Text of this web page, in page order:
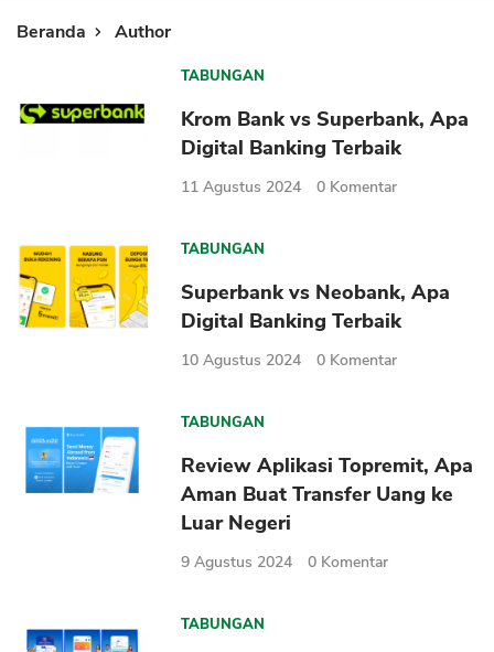
Beranda Author
TABUNGAN
Krom Bank vs Superbank, Apa
Digital Banking Terbaik
11 Agustus 2024 0 Komentar
TABUNGAN
Superbank vs Neobank, Apa
Digital Banking Terbaik
10 Agustus 2024 0 Komentar
TABUNGAN
Review Aplikasi Topremit, Apa
Aman Buat Transfer Uang ke
Luar Negeri
9 Agustus 2024 0 Komentar
TABUNGAN